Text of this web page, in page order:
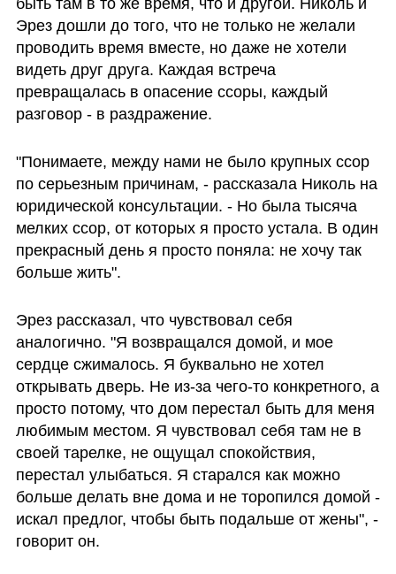
быть там в то же время, что и другой. Николь и
Эрез дошли до того, что не только не желали
проводить время вместе, но даже не хотели
видеть друг друга. Каждая встреча
превращалась в опасение ссоры, каждый
разговор - в раздражение.
"Понимаете, между нами не было крупных ссор
по серьезным причинам, - рассказала Николь на
юридической консультации. - Но была тысяча
мелких ссор, от которых я просто устала. В один
прекрасный день я просто поняла: не хочу так
больше жить".
Эрез рассказал, что чувствовал себя
аналогично. "Я возвращался домой, и мое
сердце сжималось. Я буквально не хотел
открывать дверь. Не из-за чего-то конкретного, а
просто потому, что дом перестал быть для меня
любимым местом. Я чувствовал себя там не в
своей тарелке, не ощущал спокойствия,
перестал улыбаться. Я старался как можно
больше делать вне дома и не торопился домой -
искал предлог, чтобы быть подальше от жены", -
говорит он.